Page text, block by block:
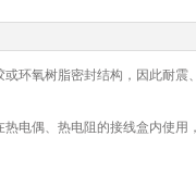
氧树脂密封结构，因此耐震
偶、热电阻的接线盒内使用